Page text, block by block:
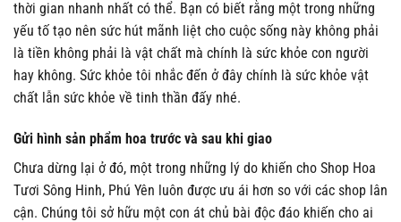
thời gian nhanh nhất có thể. Bạn có biết rằng một trong những
yếu tố tạo nên sức hút mãnh liệt cho cuộc sống này không phải
là tiền không phải là vật chất mà chính là sức khỏe con người
hay không. Sức khỏe tôi nhắc đến ở đây chính là sức khỏe vật
chất lẫn sức khỏe về tinh thần đấy nhé.
Gửi hình sản phẩm hoa trước và sau khi giao
Chưa dừng lại ở đó, một trong những lý do khiến cho Shop Hoa
Tươi Sông Hinh, Phú Yên luôn được ưu ái hơn so với các shop lân
cận. Chúng tôi sở hữu một con át chủ bài độc đáo khiến cho ai